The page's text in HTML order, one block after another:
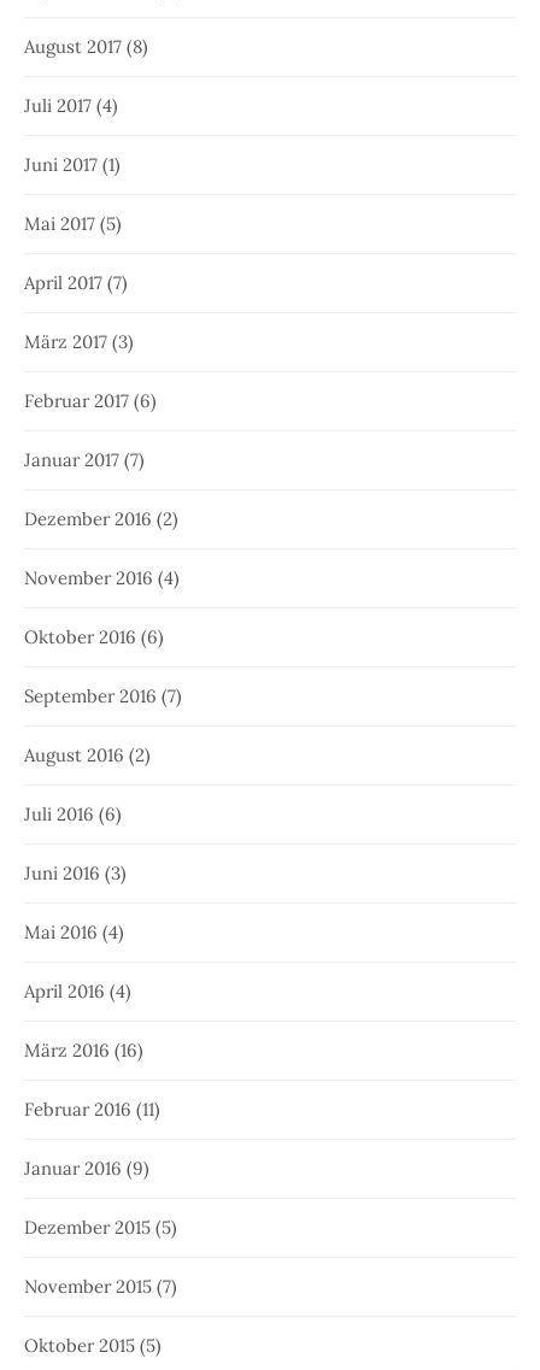
August 2017 (8)
Juli 2017 (4)
Juni 2017 (1)
Mai 2017 (5)
April 2017 (7)
März 2017 (3)
Februar 2017 (6)
Januar 2017 (7)
Dezember 2016 (2)
November 2016 (4)
Oktober 2016 (6)
September 2016 (7)
August 2016 (2)
Juli 2016 (6)
Juni 2016 (3)
Mai 2016 (4)
April 2016 (4)
März 2016 (16)
Februar 2016 (11)
Januar 2016 (9)
Dezember 2015 (5)
November 2015 (7)
Oktober 2015 (5)